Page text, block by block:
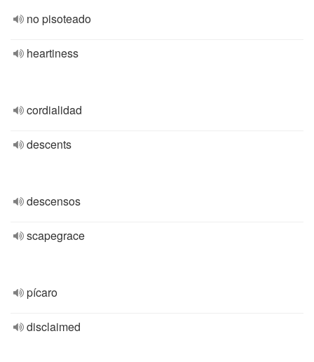
no pisoteado
heartiness
cordialidad
descents
descensos
scapegrace
pícaro
disclaimed